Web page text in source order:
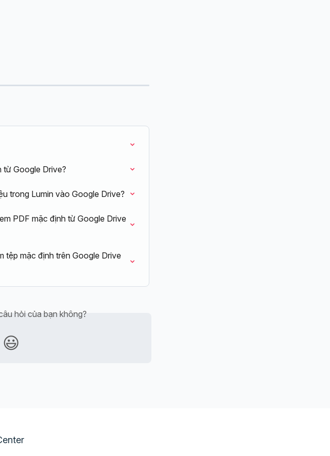
từ Google Drive?
trong Lumin vào Google Drive?
PDF mặc định từ Google Drive
tệp mặc định trên Google Drive
hỏi của bạn không?
😃